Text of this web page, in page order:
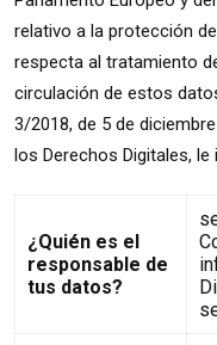
relativo a la protección
respecta al tratamiento
circulación de estos
3/2018, de 5 de
los Derechos Digitales,
¿Quién es el
responsable de
tus datos?